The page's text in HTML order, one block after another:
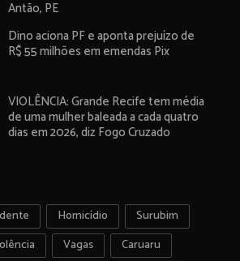
Antão, PE
Dino aciona PF e aponta prejuízo de
R$ 55 milhões em emendas Pix
VIOLÊNCIA: Grande Recife tem média
de uma mulher baleada a cada quatro
dias em 2026, diz Fogo Cruzado
Homicídio
Surubim
Vagas
Caruaru